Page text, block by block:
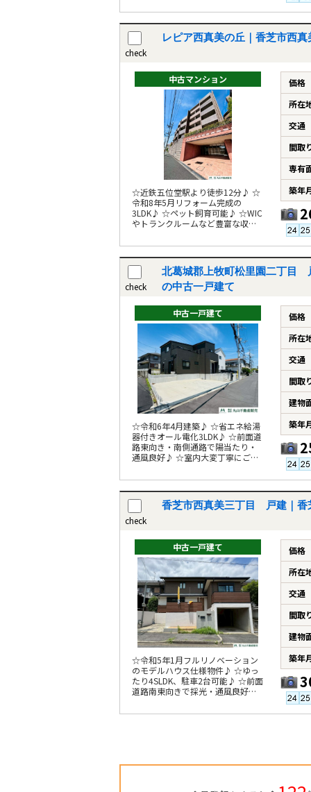
買いたい
購入専門ページ
購入ガイド
条件から物件を検索
売りた
check
レピア西真美の丘｜香芝市西
中古マンション
☆近鉄五位堂駅より徒歩12分♪ ☆
令和8年5月リフォーム完成の
3LDK♪ ☆ペット飼育可能♪ ☆WIC
やトランクルームなど豊富な収納
価格
所在
交通
間取
専有
築年
check
北葛城郡上牧町松里園二丁目
の中古一戸建て
中古一戸建て
☆令和6年4月建築♪ ☆省エネ給湯
器付きオール電化3LDK♪ ☆前面道
路東向き・南側通路で陽当たり・
通風良好♪ ☆室内大変丁寧にご利
価格
所在
交通
間取
建物
築年
check
香芝市西真美三丁目 戸建｜香
中古一戸建て
☆令和5年1月フルリノベーション
のモデルハウス仕様物件♪ ☆ゆっ
たり4SLDK、駐車2台可能♪ ☆前面
道路南東向きで採光・通風良好♪
価格
所在
交通
間取
建物
築年